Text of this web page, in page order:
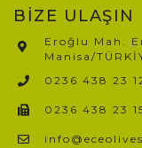
BİZE ULAŞIN
Eroğlu Mah.
Manisa/
0236 438 23
0236 438 23